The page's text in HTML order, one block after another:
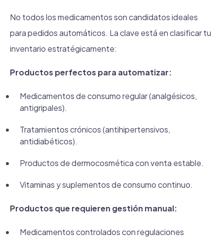
No todos los medicamentos son candidatos ideales
para pedidos automáticos. La clave está en clasificar tu
inventario estratégicamente:
Productos perfectos para automatizar:
Medicamentos de consumo regular (analgésicos,
antigripales).
Tratamientos crónicos (antihipertensivos,
antidiabéticos).
Productos de dermocosmética con venta estable.
Vitaminas y suplementos de consumo continuo.
Productos que requieren gestión manual:
Medicamentos controlados con regulaciones